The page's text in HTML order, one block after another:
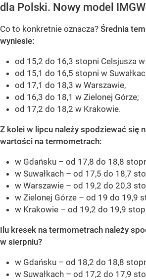
dla Polski. Nowy model IMGW
Co to konkretnie oznacza? Średnia
wyniesie:
od 15,2 do 16,3 stopni Celsjusza
od 15,1 do 16,5 stopni w
od 17,1 do 18,3 w Warszawie,
od 16,3 do 18,1 w Zielonej Górze;
od 17,2 do 18,2 w Krakowie.
Z kolei w lipcu należy spodziewać się
wartości na termometrach:
w Gdańsku – od 17,8 do 18,8
w Suwałkach – od 17,5 do 18,7
w Warszawie – od 19,2 do 20,3
w Zielonej Górze – od 19 do 19,9
w Krakowie – od 19,2 do 19,9
Ilu kresek na termometrach należy
w sierpniu?
w Gdańsku – od 18,2 do 18,8
w Suwałkach – od 17,2 do 17,9